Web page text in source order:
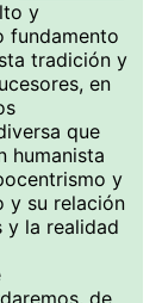
y
fundamento
tradición y
en
que
humanista
y
y su relación
y la realidad
de